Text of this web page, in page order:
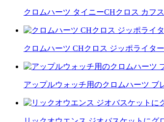
クロムハーツ タイニーCHクロス カフ
クロムハーツ CHクロス ジッポライタ
アップルウォッチ用のクロムハーツ ブ